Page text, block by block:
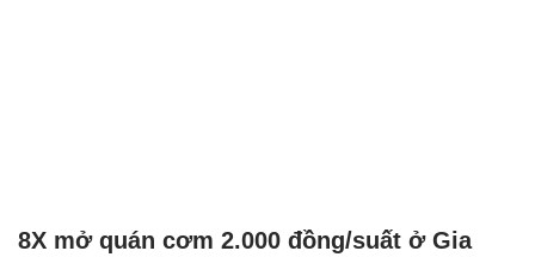
8X mở quán cơm 2.000 đồng/suất ở Gia